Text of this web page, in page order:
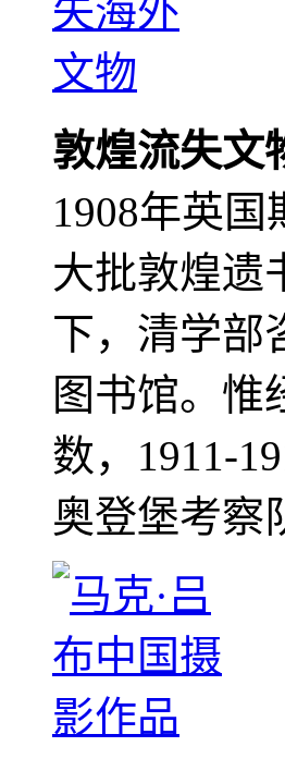
敦煌流失文
1908年英
大批敦煌遗
下，清学部
图书馆。惟
数，1911-
奥登堡考察